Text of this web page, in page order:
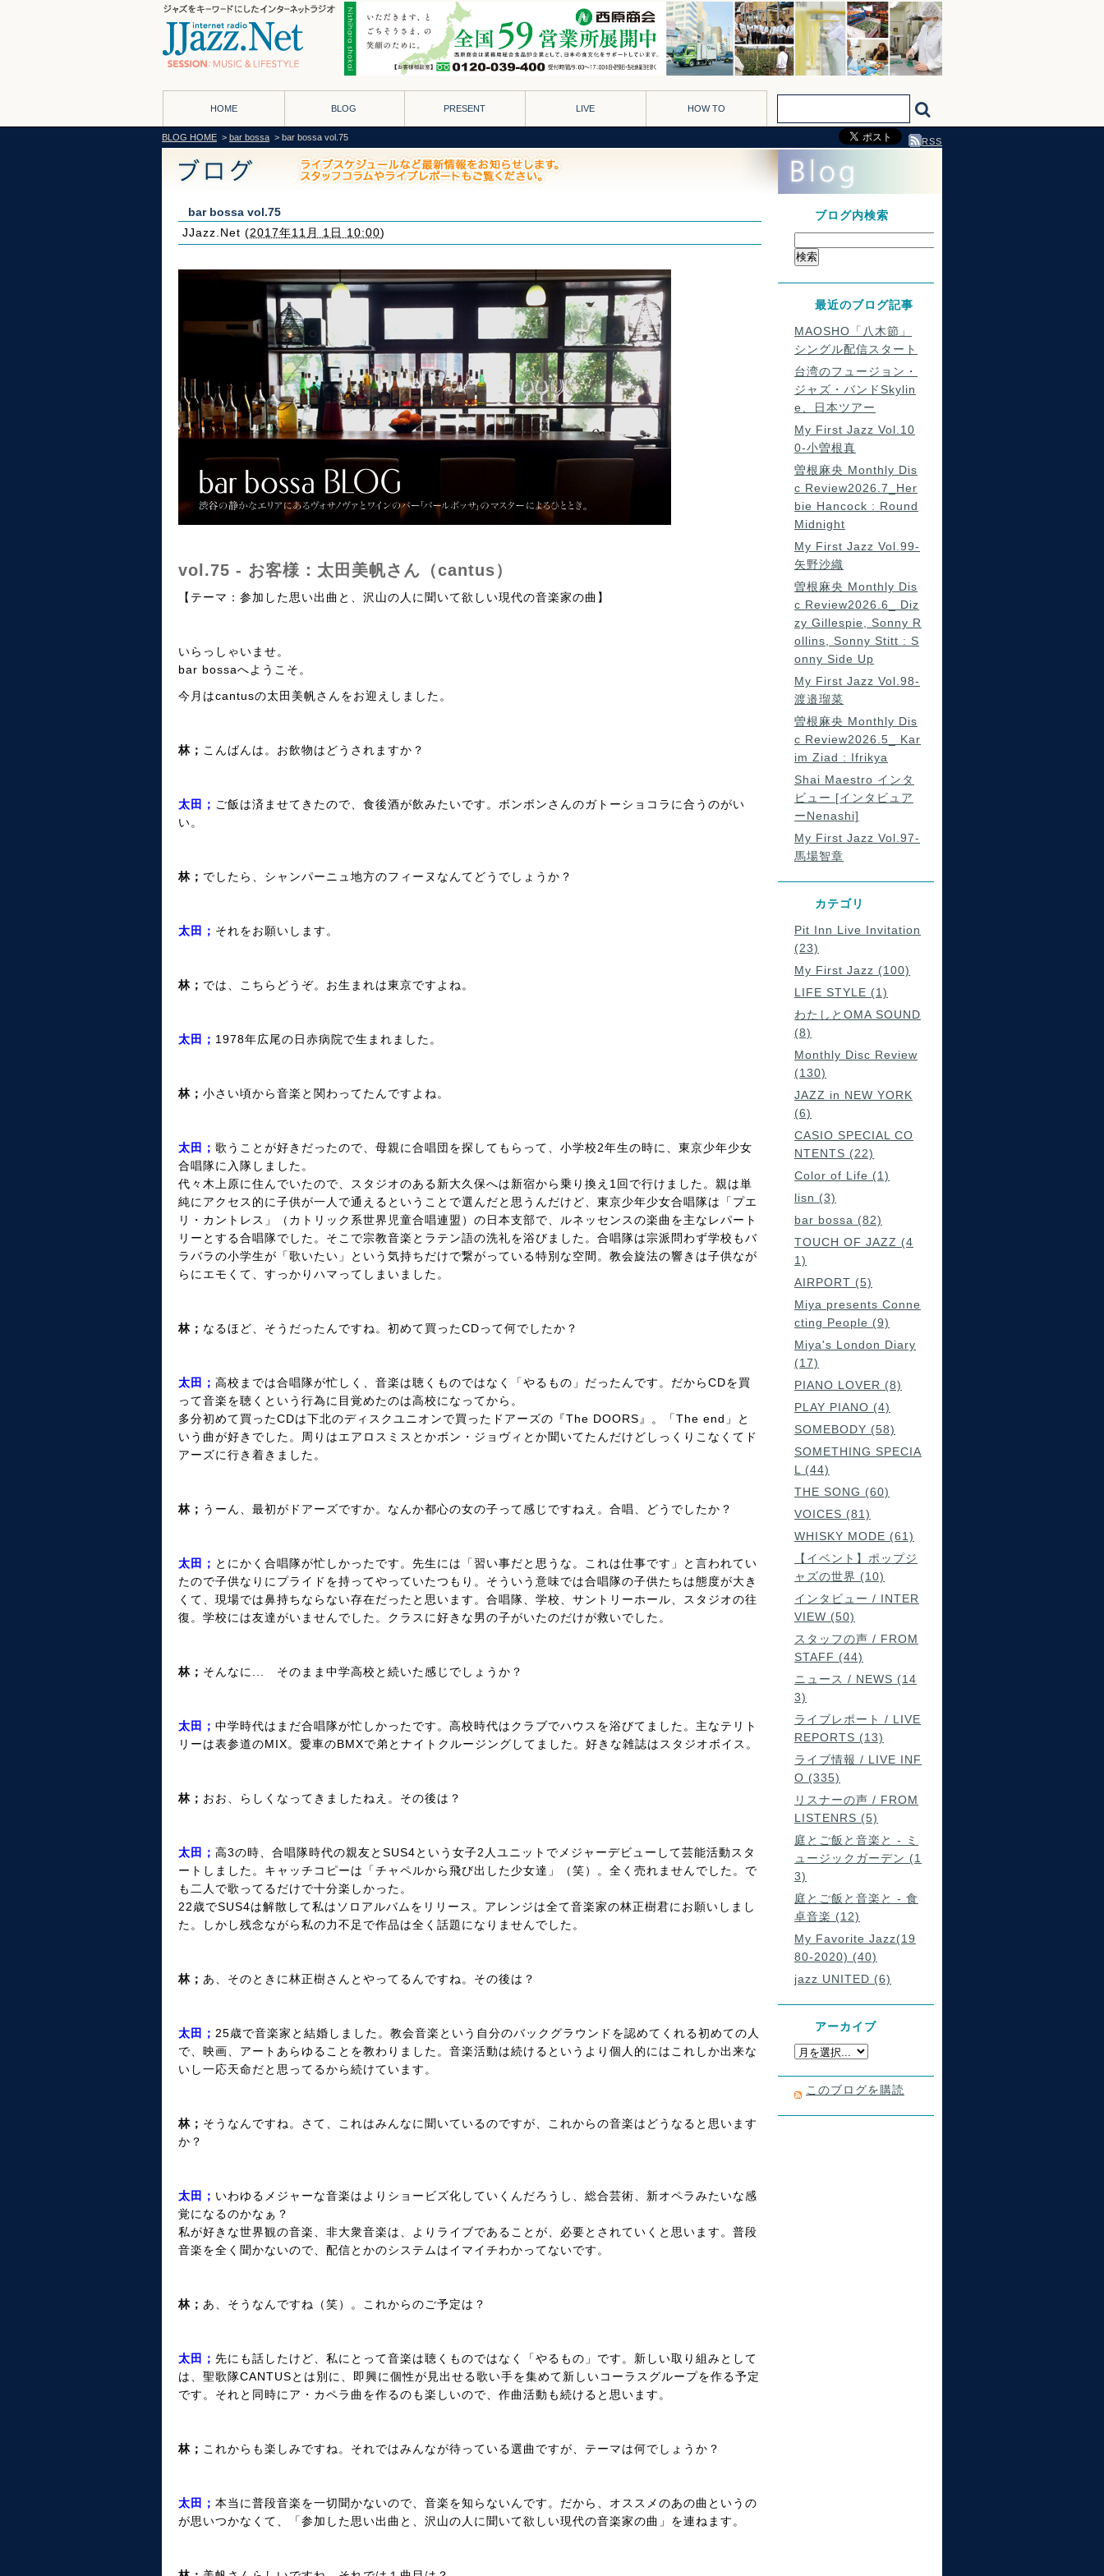
HOME BLOG PRESENT LIVE HOW TO
BLOG HOME > bar bossa > bar bossa vol.75 RSS
bar bossa vol.75
JJazz.Net (2017年11月 1日 10:00)
vol.75 - お客様：太田美帆さん（cantus）
【テーマ：参加した思い出曲と、沢山の人に聞いて欲しい現代の音楽家の曲】
いらっしゃいませ。
bar bossaへようこそ。
今月はcantusの太田美帆さんをお迎えしました。
林； こんばんは。お飲物はどうされますか？
太田； ご飯は済ませてきたので、食後酒が飲みたいです。ボンボンさんのガトーショコラに合うのがい
い。
林； でしたら、シャンパーニュ地方のフィーヌなんてどうでしょうか？
太田； それをお願いします。
林； では、こちらどうぞ。お生まれは東京ですよね。
太田； 1978年広尾の日赤病院で生まれました。
林； 小さい頃から音楽と関わってたんですよね。
太田； 歌うことが好きだったので、母親に合唱団を探してもらって、小学校2年生の時に、東京少年少女
合唱隊に入隊しました。
代々木上原に住んでいたので、スタジオのある新大久保へは新宿から乗り換え1回で行けました。親は単
純にアクセス的に子供が一人で通えるということで選んだと思うんだけど、東京少年少女合唱隊は「プエ
リ・カントレス」（カトリック系世界児童合唱連盟）の日本支部で、ルネッセンスの楽曲を主なレパート
リーとする合唱隊でした。そこで宗教音楽とラテン語の洗礼を浴びました。合唱隊は宗派問わず学校もバ
ラバラの小学生が「歌いたい」という気持ちだけで繋がっている特別な空間。教会旋法の響きは子供なが
らにエモくて、すっかりハマってしまいました。
林； なるほど、そうだったんですね。初めて買ったCDって何でしたか？
太田； 高校までは合唱隊が忙しく、音楽は聴くものではなく「やるもの」だったんです。だからCDを買
って音楽を聴くという行為に目覚めたのは高校になってから。
多分初めて買ったCDは下北のディスクユニオンで買ったドアーズの『The DOORS』。「The end」と
いう曲が好きでした。周りはエアロスミスとかボン・ジョヴィとか聞いてたんだけどしっくりこなくてド
アーズに行き着きました。
林； うーん、最初がドアーズですか。なんか都心の女の子って感じですねえ。合唱、どうでしたか？
太田； とにかく合唱隊が忙しかったです。先生には「習い事だと思うな。これは仕事です」と言われてい
たので子供なりにプライドを持ってやっていたつもり。そういう意味では合唱隊の子供たちは態度が大き
くて、現場では鼻持ちならない存在だったと思います。合唱隊、学校、サントリーホール、スタジオの往
復。学校には友達がいませんでした。クラスに好きな男の子がいたのだけが救いでした。
林； そんなに... そのまま中学高校と続いた感じでしょうか？
太田； 中学時代はまだ合唱隊が忙しかったです。高校時代はクラブでハウスを浴びてました。主なテリト
リーは表参道のMIX。愛車のBMXで弟とナイトクルージングしてました。好きな雑誌はスタジオボイス。
林； おお、らしくなってきましたねえ。その後は？
太田； 高3の時、合唱隊時代の親友とSUS4という女子2人ユニットでメジャーデビューして芸能活動スタ
ートしました。キャッチコピーは「チャペルから飛び出した少女達」（笑）。全く売れませんでした。で
も二人で歌ってるだけで十分楽しかった。
22歳でSUS4は解散して私はソロアルバムをリリース。アレンジは全て音楽家の林正樹君にお願いしまし
た。しかし残念ながら私の力不足で作品は全く話題になりませんでした。
林； あ、そのときに林正樹さんとやってるんですね。その後は？
太田； 25歳で音楽家と結婚しました。教会音楽という自分のバックグラウンドを認めてくれる初めての人
で、映画、アートあらゆることを教わりました。音楽活動は続けるというより個人的にはこれしか出来な
いし一応天命だと思ってるから続けています。
林； そうなんですね。さて、これはみんなに聞いているのですが、これからの音楽はどうなると思います
か？
太田； いわゆるメジャーな音楽はよりショービズ化していくんだろうし、総合芸術、新オペラみたいな感
覚になるのかなぁ？
私が好きな世界観の音楽、非大衆音楽は、よりライブであることが、必要とされていくと思います。普段
音楽を全く聞かないので、配信とかのシステムはイマイチわかってないです。
林； あ、そうなんですね（笑）。これからのご予定は？
太田； 先にも話したけど、私にとって音楽は聴くものではなく「やるもの」です。新しい取り組みとして
は、聖歌隊CANTUSとは別に、即興に個性が見出せる歌い手を集めて新しいコーラスグループを作る予定
です。それと同時にア・カペラ曲を作るのも楽しいので、作曲活動も続けると思います。
林； これからも楽しみですね。それではみんなが待っている選曲ですが、テーマは何でしょうか？
太田； 本当に普段音楽を一切聞かないので、音楽を知らないんです。だから、オススメのあの曲というの
が思いつかなくて、「参加した思い出曲と、沢山の人に聞いて欲しい現代の音楽家の曲」を連ねます。
ブログ内検索
最近のブログ記事
MAOSHO「八木節」
シングル配信スタート
台湾のフュージョン・
ジャズ・バンドSkylin
e、日本ツアー
My First Jazz Vol.10
0-小曽根真
曽根麻央 Monthly Dis
c Review2026.7_Her
bie Hancock : Round
Midnight
My First Jazz Vol.99-
矢野沙織
曽根麻央 Monthly Dis
c Review2026.6_ Diz
zy Gillespie, Sonny R
ollins, Sonny Stitt : S
onny Side Up
My First Jazz Vol.98-
渡邉瑠菜
曽根麻央 Monthly Dis
c Review2026.5_ Kar
im Ziad : Ifrikya
Shai Maestro インタ
ビュー [インタビュア
ーNenashi]
My First Jazz Vol.97-
馬場智章
カテゴリ
Pit Inn Live Invitation
(23)
My First Jazz (100)
LIFE STYLE (1)
わたしとOMA SOUND
(8)
Monthly Disc Review
(130)
JAZZ in NEW YORK
(6)
CASIO SPECIAL CO
NTENTS (22)
Color of Life (1)
lisn (3)
bar bossa (82)
TOUCH OF JAZZ (4
1)
AIRPORT (5)
Miya presents Conne
cting People (9)
Miya's London Diary
(17)
PIANO LOVER (8)
PLAY PIANO (4)
SOMEBODY (58)
SOMETHING SPECIA
L (44)
THE SONG (60)
VOICES (81)
WHISKY MODE (61)
【イベント】ポップジ
ャズの世界 (10)
インタビュー / INTER
VIEW (50)
スタッフの声 / FROM
STAFF (44)
ニュース / NEWS (14
3)
ライブレポート / LIVE
REPORTS (13)
ライブ情報 / LIVE INF
O (335)
リスナーの声 / FROM
LISTENRS (5)
庭とご飯と音楽と - ミ
ュージックガーデン (1
3)
庭とご飯と音楽と - 食
卓音楽 (12)
My Favorite Jazz(19
80-2020) (40)
jazz UNITED (6)
アーカイブ
このブログを購読